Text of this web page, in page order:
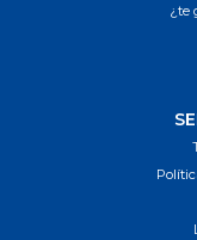
¿te